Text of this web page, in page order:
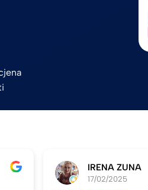
IRENA ZUNA
17/02/2025